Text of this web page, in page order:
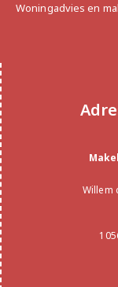
Woningadvies en
Willem